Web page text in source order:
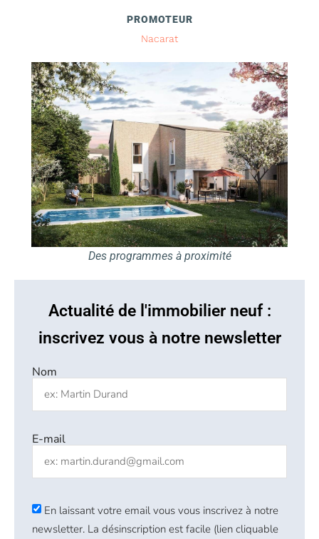
PROMOTEUR
Nacarat
Des programmes à proximité
Actualité de l'immobilier neuf :
inscrivez vous à notre newsletter
Nom
E-mail
En laissant votre email vous vous inscrivez à notre
newsletter. La désinscription est facile (lien cliquable